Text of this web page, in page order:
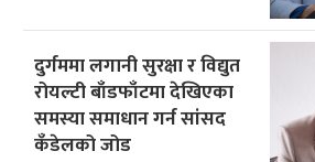
दुर्गममा लगानी सुरक्षा र विद्युत
रोयल्टी बाँडफाँटमा देखिएका
समस्या समाधान गर्न सांसद
कँडेलको जोड